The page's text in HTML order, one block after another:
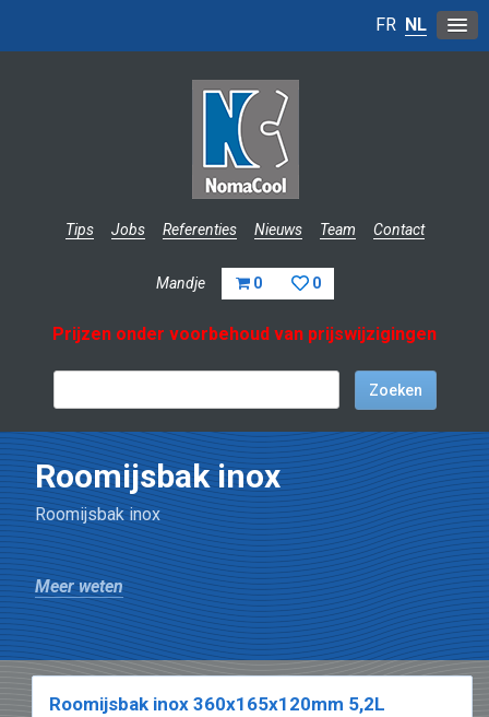
Tips Jobs Referenties Nieuws Team Contact
Mandje 0 0
FR NL
Prijzen onder voorbehoud van prijswijzigingen
Roomijsbak inox
Roomijsbak inox
Meer weten
Roomijsbak inox 360x165x120mm 5,2L